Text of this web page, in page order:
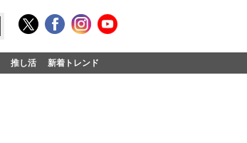
推し活 新着トレンド